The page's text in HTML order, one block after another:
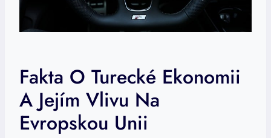
Fakta O Turecké Ekonomii
A Jejím Vlivu Na
Evropskou Unii